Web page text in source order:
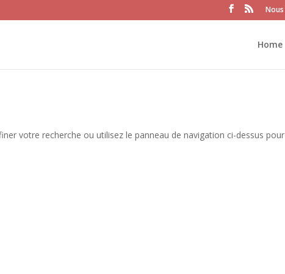
Home
votre recherche ou utilisez le panneau de navigation ci-dessus pour